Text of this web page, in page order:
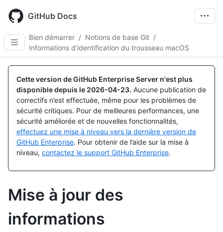
main
content
GitHub Docs
Bien démarrer / Notions de base Git /
Informations d’identification du trousseau macOS
Cette version de GitHub Enterprise Server n'est plus
disponible depuis le 2026-04-23. Aucune publication de
correctifs n’est effectuée, même pour les problèmes de
sécurité critiques. Pour de meilleures performances, une
sécurité améliorée et de nouvelles fonctionnalités,
effectuez une mise à niveau vers la dernière version de
GitHub Enterprise. Pour obtenir de l’aide sur la mise à
niveau, contactez le support GitHub Enterprise.
Mise à jour des
informations